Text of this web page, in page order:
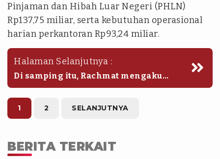
Pinjaman dan Hibah Luar Negeri (PHLN)
Rp137,75 miliar, serta kebutuhan operasional
harian perkantoran Rp93,24 miliar.
Halaman Selanjutnya :
Di samping itu, Rachmat mengaku
pihaknya membutuhkan tambahan
anggaran pembiayaan Prioritas
Nasional (PN) dalam APBN TA 2025
sebesar Rp152,1 miliar dan kegiatan
1 2 SELANJUTNYA
BERITA TERKAIT